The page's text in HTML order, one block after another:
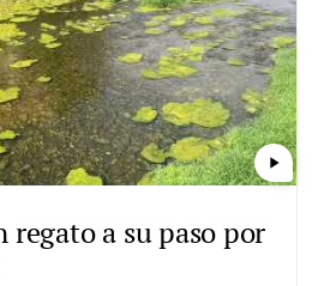
play_arrow
regato a su paso por